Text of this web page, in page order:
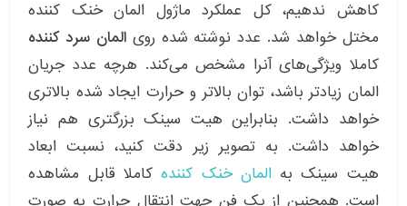
کاهش ندهیم، کل عملکرد ماژول المان خنک کننده
مختل خواهد شد. عدد نوشته شده روی المان سرد کننده
کاملا ویژگی‌های آنرا مشخص می‌کند. هرچه عدد جریان
المان زیادتر باشد، توان بالاتر و حرارت ایجاد شده بالاتری
خواهد داشت. بنابراین هیت سینک بزرگتری هم نیاز
خواهد داشت. به تصویر زیر دقت کنید، نسبت ابعاد
هیت سینک به المان خنک کنندهکاملا قابل مشاهده
است. همچنین از یک فن جهت انتقال حرارت به صورت